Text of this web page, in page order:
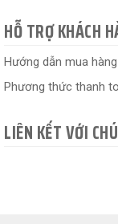
HỖ TRỢ KHÁCH
Hướng dẫn mua hàng
Phương thức thanh
LIÊN KẾT VỚI